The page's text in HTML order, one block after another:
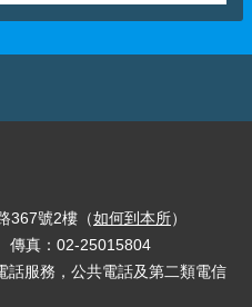
367號2樓（如何到本所）
傳真：02-25015804
話服務，公共電話及第二類電信